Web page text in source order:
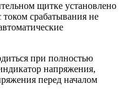
щитке установлено
срабатывания не
при полностью
напряжения,
перед началом